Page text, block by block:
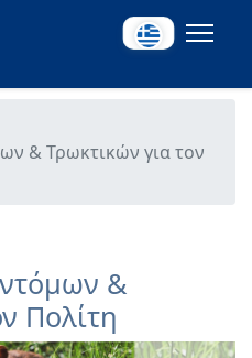
& Τρωκτικών για τον
&
Πολίτη